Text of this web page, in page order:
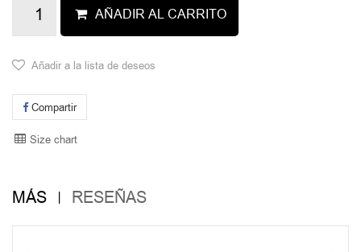
AÑADIR AL CARRITO
Añadir a la lista de deseos
Compartir
Size chart
MÁS RESEÑAS